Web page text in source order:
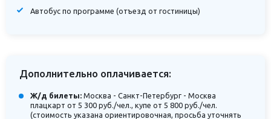
Автобус по программе (отъезд от гостиницы)
Дополнительно оплачивается:
Ж/д билеты: Москва - Санкт-Петербург - Москва
плацкарт от 5 300 руб./чел., купе от 5 800 руб./чел.
(стоимость указана ориентировочная, просьба уточнять